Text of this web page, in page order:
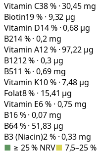
Vitamin C38 % · 30,45 mg
Biotin19 % · 9,32 µg
Vitamin D14 % · 0,68 µg
B214 % · 0,2 mg
Vitamin A12 % · 97,22 µg
B1212 % · 0,3 µg
B511 % · 0,69 mg
Vitamin K10 % · 7,48 µg
Folat8 % · 15,41 µg
Vitamin E6 % · 0,75 mg
B16 % · 0,07 mg
B64 % · 51,83 µg
B3 (Niacin)2 % · 0,33 mg
■ ≥ 25 % NRV■ 7,5–25 %